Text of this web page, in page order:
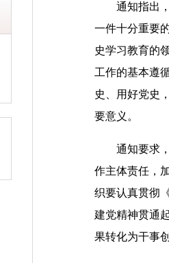
通知指出，
一件十分重要
史学习教育的
工作的基本遵
史、用好党史
要意义。
通知要求，
作主体责任，
织要认真贯彻
建党精神贯通
果转化为干事